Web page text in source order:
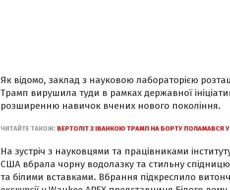
Як відомо, заклад з науковою лабораторією
Трамп вирушила туди в рамках державної
розширенню навичок вчених нового покоління.
ЧИТАЙТЕ ТАКОЖ: ВЕРТОЛІТ З ІВАНКОЮ ТРАМП НА БОРТУ ПОЛАМАВСЯ У
На зустріч з науковцями та працівниками
США вбрала чорну водолазку та стильну
та білими вставками. Вбрання підкреслило